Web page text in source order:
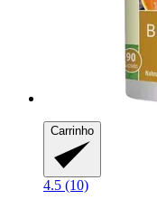
Carrinho
4.5 (10)